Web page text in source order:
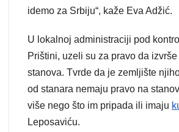
idemo za Srbiju“, kaže Eva Adžić.
U lokalnoj administraciji pod
Prištini, uzeli su za pravo da
stanova. Tvrde da je zemljište
od stanara nemaju pravo na
više nego što im pripada ili imaju
Leposaviću.